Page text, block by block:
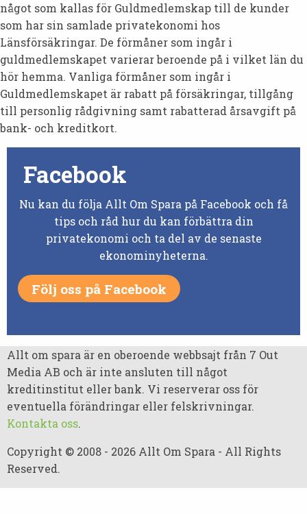
något som kallas för Guldmedlemskap till de kunder
som har sin samlade privatekonomi hos
Länsförsäkringar. De förmåner som ingår i
guldmedlemskapet varierar beroende på i vilket län du
hör hemma. Vanliga förmåner som ingår i
Guldmedlemskapet är rabatt på försäkringar, tillgång
till personlig rådgivning samt rabatterad årsavgift på
bank- och kreditkort.
Facebook
Nu kan du följa Allt Om Spara på Facebook och få
tips och råd hur du kan förbättra din
privatekonomi och ta del av de senaste
ekonominyheterna.
Följ oss på Facebook
Allt om spara är en oberoende webbsajt från 7 Out
Media AB och är inte ansluten till något
kreditinstitut eller bank. Vi reserverar oss för
eventuella förändringar eller felskrivningar.
Kontakta oss.
Copyright © 2008 - 2026 Allt Om Spara - All Rights
Reserved.